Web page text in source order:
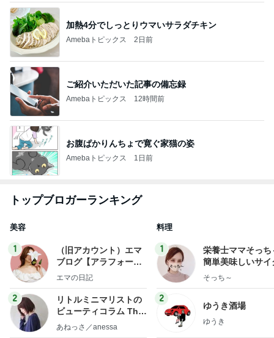
加熱4分でしっとりウマいサラダチキン
Amebaトピックス 2日前
ご紹介いただいた記事の備忘録
Amebaトピックス 12時間前
お腹ぱかりんちょで寛ぐ家猫の姿
Amebaトピックス 1日前
トップブロガーランキング
美容
1
（旧アカウント）エマ
ブログ【アラフォー会
社売却セカンドライ
フ】
エマの日記
2
リトルミニマリストの
ビューティコラム The
little minimalist's bea
uty colum
あねっさ／anessa
料理
1
栄養士ママそっち
簡単美味しいサイ
献立
そっち～
2
ゆうき酒場